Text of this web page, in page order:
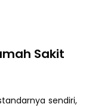
Sakit
sendiri,